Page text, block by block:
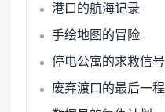
港口的航海记录
手绘地图的冒险
停电公寓的求救信号
废弃渡口的最后一程